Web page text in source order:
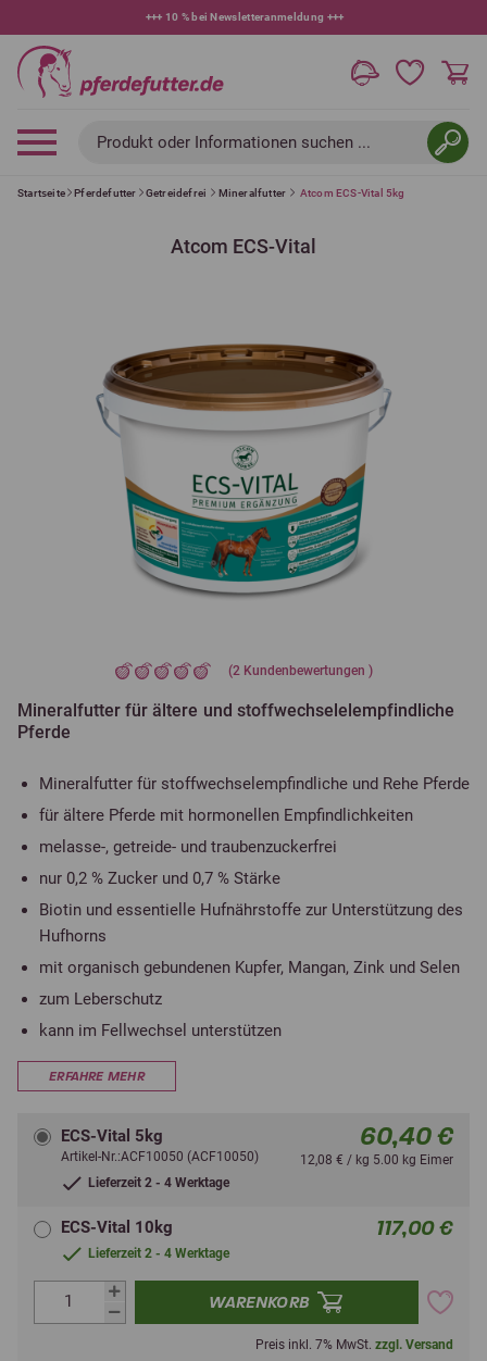
+++ 10 % bei Newsletteranmeldung +++
Produkt oder Informationen suchen ...
Startseite Pferdefutter Getreidefrei Mineralfutter Atcom ECS-Vital 5kg
Atcom ECS-Vital
(2 Kundenbewertungen )
Mineralfutter für ältere und stoffwechselelempfindliche
Pferde
Mineralfutter für stoffwechselempfindliche und Rehe Pferde
für ältere Pferde mit hormonellen Empfindlichkeiten
melasse-, getreide- und traubenzuckerfrei
nur 0,2 % Zucker und 0,7 % Stärke
Biotin und essentielle Hufnährstoffe zur Unterstützung des
Hufhorns
mit organisch gebundenen Kupfer, Mangan, Zink und Selen
zum Leberschutz
kann im Fellwechsel unterstützen
ERFAHRE MEHR
ECS-Vital 5kg
Artikel-Nr.:ACF10050 (ACF10050)
Lieferzeit 2 - 4 Werktage
60,40 €
12,08 € / kg 5.00 kg Eimer
ECS-Vital 10kg
Lieferzeit 2 - 4 Werktage
117,00 €
WARENKORB
Preis inkl. 7% MwSt. zzgl. Versand